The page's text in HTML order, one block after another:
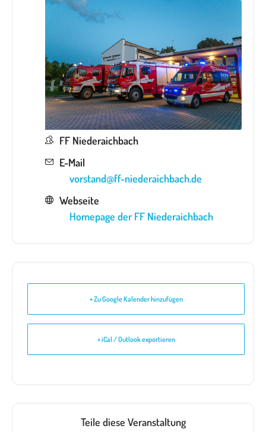
FF Niederaichbach
E-Mail
vorstand@ff-niederaichbach.de
Webseite
Homepage der FF Niederaichbach
+ Zu Google Kalender hinzufügen
+ iCal / Outlook exportieren
Teile diese Veranstaltung